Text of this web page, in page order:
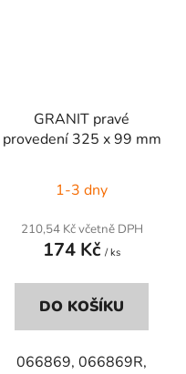
GRANIT pravé
provedení 325 x 99 mm
1-3 dny
210,54 Kč včetně DPH
174 Kč / ks
DO KOŠÍKU
066869, 066869R,